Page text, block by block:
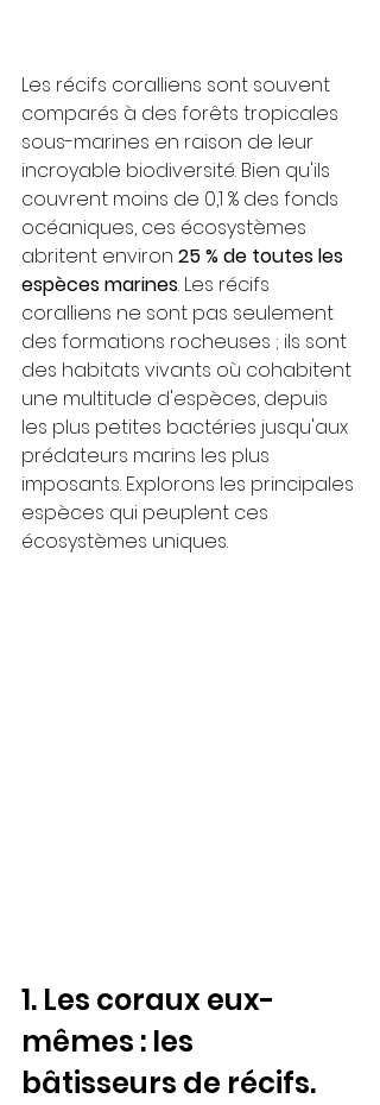
Les récifs coralliens sont souvent
comparés à des forêts tropicales
sous-marines en raison de leur
incroyable biodiversité. Bien qu'ils
couvrent moins de 0,1 % des fonds
océaniques, ces écosystèmes
abritent environ 25 % de toutes les
espèces marines. Les récifs
coralliens ne sont pas seulement
des formations rocheuses ; ils sont
des habitats vivants où cohabitent
une multitude d'espèces, depuis
les plus petites bactéries jusqu'aux
prédateurs marins les plus
imposants. Explorons les principales
espèces qui peuplent ces
écosystèmes uniques.
1. Les coraux eux-
mêmes : les
bâtisseurs de récifs.